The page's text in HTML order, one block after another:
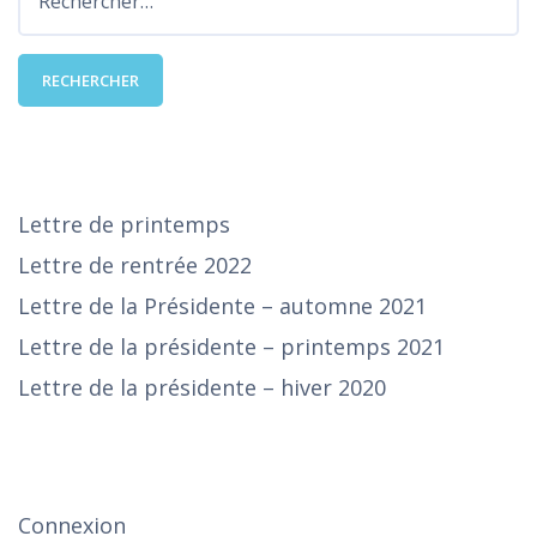
Lettre de printemps
Lettre de rentrée 2022
Lettre de la Présidente – automne 2021
Lettre de la présidente – printemps 2021
Lettre de la présidente – hiver 2020
Connexion